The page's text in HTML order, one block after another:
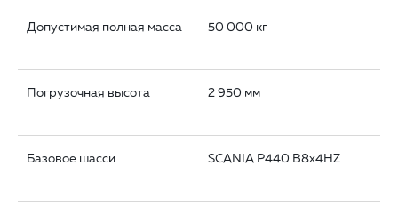
Допустимая полная масса 50 000 кг
Погрузочная высота 2 950 мм
Базовое шасси SCANIA P440 B8x4HZ